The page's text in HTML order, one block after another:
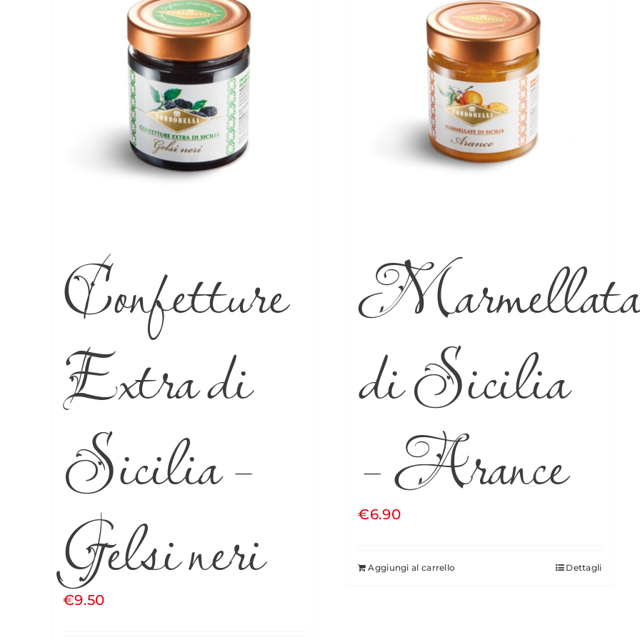
Confetture
Extra di
Sicilia –
Gelsi neri
€9.50
di Sicilia
– Arance
€6.90
Aggiungi al carrello Dettagli